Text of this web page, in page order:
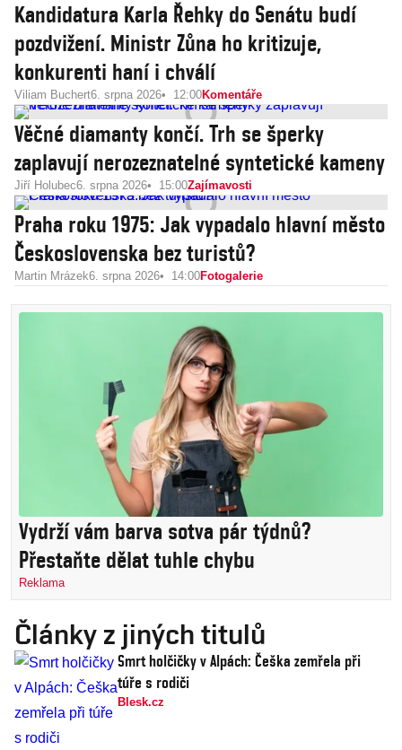
Kandidatura Karla Řehky do Senátu budí
pozdvižení. Ministr Zůna ho kritizuje,
konkurenti haní i chválí
Viliam Buchert6. srpna 2026 12:00Komentáře
Věčné diamanty končí. Trh se šperky
zaplavují nerozeznatelné syntetické kameny
Jiří Holubec6. srpna 2026 15:00Zajímavosti
Praha roku 1975: Jak vypadalo hlavní město
Československa bez turistů?
Martin Mrázek6. srpna 2026 14:00Fotogalerie
Vydrží vám barva sotva pár týdnů?
Přestaňte dělat tuhle chybu
Reklama
Články z jiných titulů
Smrt holčičky v Alpách: Češka zemřela při
túře s rodiči
Blesk.cz